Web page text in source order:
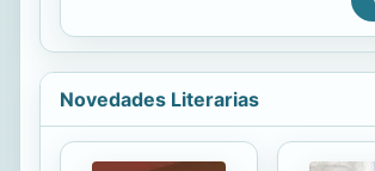
por Bekka, aunque está
ocupada intentando
tanto, Frankie...
Novedades Literarias